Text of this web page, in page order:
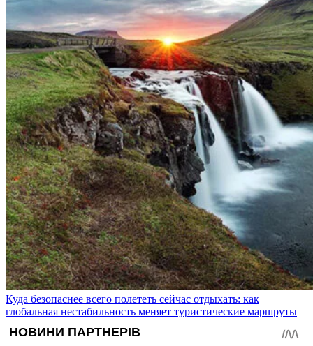
Куда безопаснее всего полететь сейчас отдыхать: как
глобальная нестабильность меняет туристические маршруты